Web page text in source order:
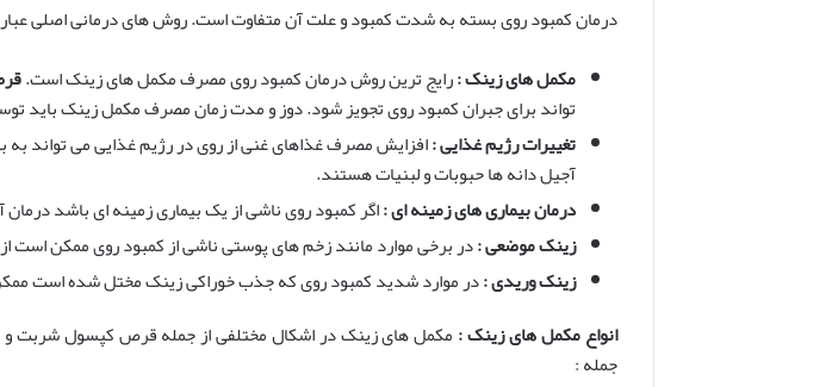
درمان کمبود روی بسته به شدت کمبود و علت آن متفاوت است. روش های درمانی اصلی
مکمل های زینک :رایج ترین روش درمان کمبود روی مصرف مکمل های زینک است.
تواند برای جبران کمبود روی تجویز شود. دوز و مدت زمان مصرف مکمل زینک باید
تغییرات رژیم غذایی :افزایش مصرف غذاهای غنی از روی در رژیم غذایی می تواند
آجیل دانه ها حبوبات و لبنیات هستند.
درمان بیماری های زمینه ای :اگر کمبود روی ناشی از یک بیماری زمینه ای باشد
زینک موضعی :در برخی موارد مانند زخم های پوستی ناشی از کمبود روی ممکن است
زینک وریدی :در موارد شدید کمبود روی که جذب خوراکی زینک مختل شده است
انواع مکمل های زینک : مکمل های زینک در اشکال مختلفی از جمله قرص کپسول شربت و
جمله :